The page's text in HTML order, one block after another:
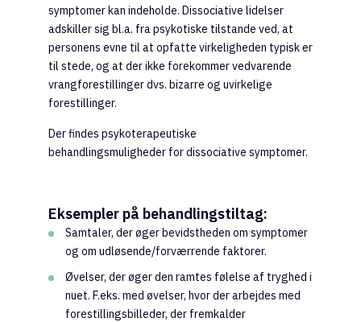
symptomer kan indeholde. Dissociative lidelser
adskiller sig bl.a. fra psykotiske tilstande ved, at
personens evne til at opfatte virkeligheden typisk er
til stede, og at der ikke forekommer vedvarende
vrangforestillinger dvs. bizarre og uvirkelige
forestillinger.
Der findes psykoterapeutiske
behandlingsmuligheder for dissociative symptomer.
Eksempler på behandlingstiltag:
Samtaler, der øger bevidstheden om symptomer
og om udløsende/forværrende faktorer.
Øvelser, der øger den ramtes følelse af tryghed i
nuet. F.eks. med øvelser, hvor der arbejdes med
forestillingsbilleder, der fremkalder